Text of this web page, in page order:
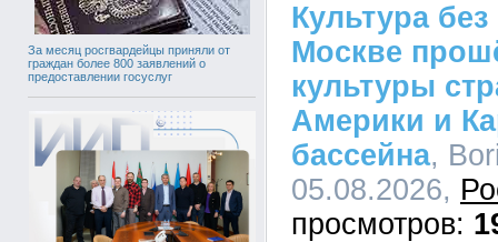
За месяц росгвардейцы приняли от
граждан более 800 заявлений о
предоставлении госуслуг
Культура
Москве
культуры
Америки и
бассейна,
05.08.2026,